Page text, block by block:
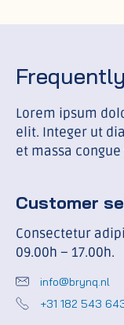
Lorem ipsum
elit. Integer ut
et massa
Customer
Consectetur
09.00h – 17.00h.
info@brynq.nl
+31 182 543